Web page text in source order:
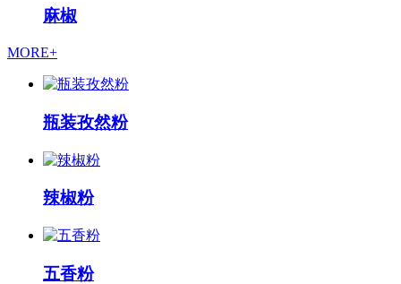
麻椒
MORE+
瓶装孜然粉
辣椒粉
五香粉